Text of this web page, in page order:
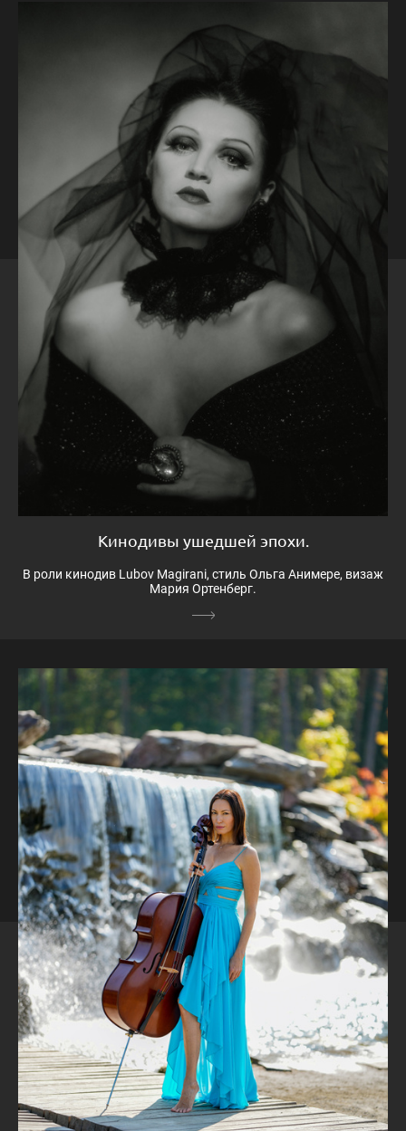
Кинодивы ушедшей эпохи.
В роли кинодив Lubov Magirani, стиль Ольга Анимере, визаж
Мария Ортенберг.